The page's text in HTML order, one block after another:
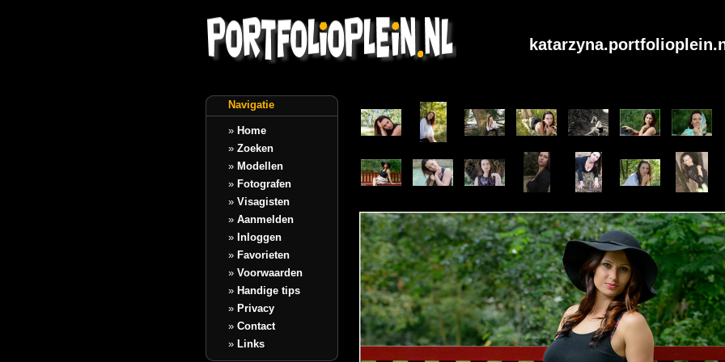
Navigatie
» Home
» Zoeken
» Modellen
» Fotografen
» Visagisten
» Aanmelden
» Inloggen
» Favorieten
» Voorwaarden
» Handige tips
» Privacy
» Contact
» Links